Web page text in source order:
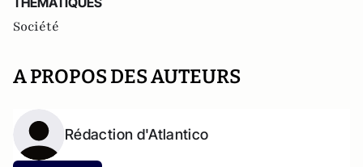
Société
A PROPOS DES AUTEURS
Rédaction d'Atlantico